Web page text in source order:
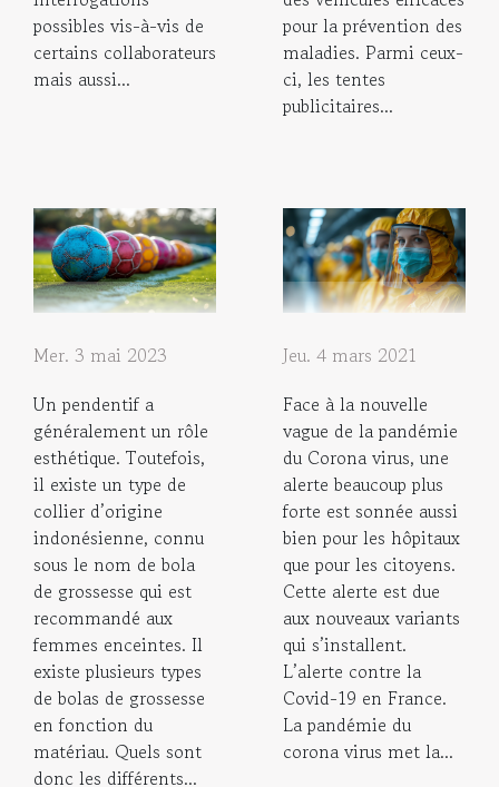
possibles vis-à-vis de
certains collaborateurs
mais aussi...
pour la prévention des
maladies. Parmi ceux-
ci, les tentes
publicitaires...
Mer. 3 mai 2023
Un pendentif a
généralement un rôle
esthétique. Toutefois,
il existe un type de
collier d’origine
indonésienne, connu
sous le nom de bola
de grossesse qui est
recommandé aux
femmes enceintes. Il
existe plusieurs types
de bolas de grossesse
en fonction du
matériau. Quels sont
donc les différents...
Jeu. 4 mars 2021
Face à la nouvelle
vague de la pandémie
du Corona virus, une
alerte beaucoup plus
forte est sonnée aussi
bien pour les hôpitaux
que pour les citoyens.
Cette alerte est due
aux nouveaux variants
qui s’installent.
L’alerte contre la
Covid-19 en France.
La pandémie du
corona virus met la...